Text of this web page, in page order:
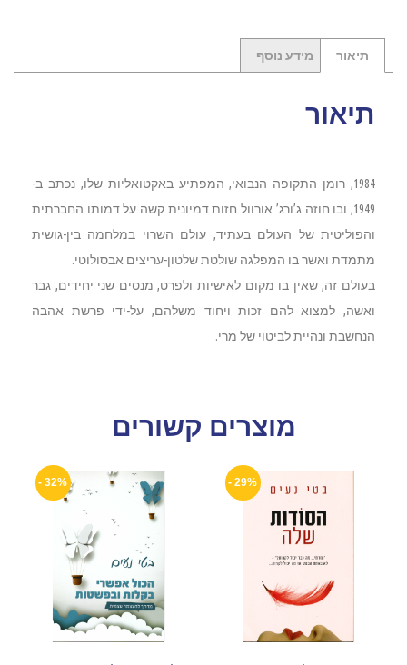
תיאור מידע נוסף
תיאור
1984, רומן התקופה הנבואי, המפתיע באקטואליות שלו, נכתב ב-
1949, ובו חוזה
ג’ורג’ אורוולחזות דמיונית קשה על דמותו החברתית
והפוליטית של העולם בעתיד, עולם השרוי במלחמה בין-גושית
מתמדת ואשר בו המפלגה שולטת שלטון-עריצים אבסולוטי.
בעולם זה, שאין בו מקום לאישיות ולפרט, מנסים שני יחידים, גבר
ואשה, למצוא להם זכות ויחוד משלהם, על-ידי פרשת אהבה
הנחשבת ונהיית לביטוי של מרי.
מוצרים קשורים
29% -
32% -